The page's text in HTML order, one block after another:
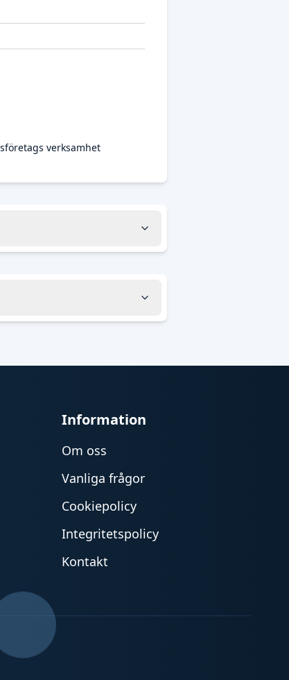
verksamhet
Information
Om oss
Vanliga frågor
Cookiepolicy
Integritetspolicy
Kontakt